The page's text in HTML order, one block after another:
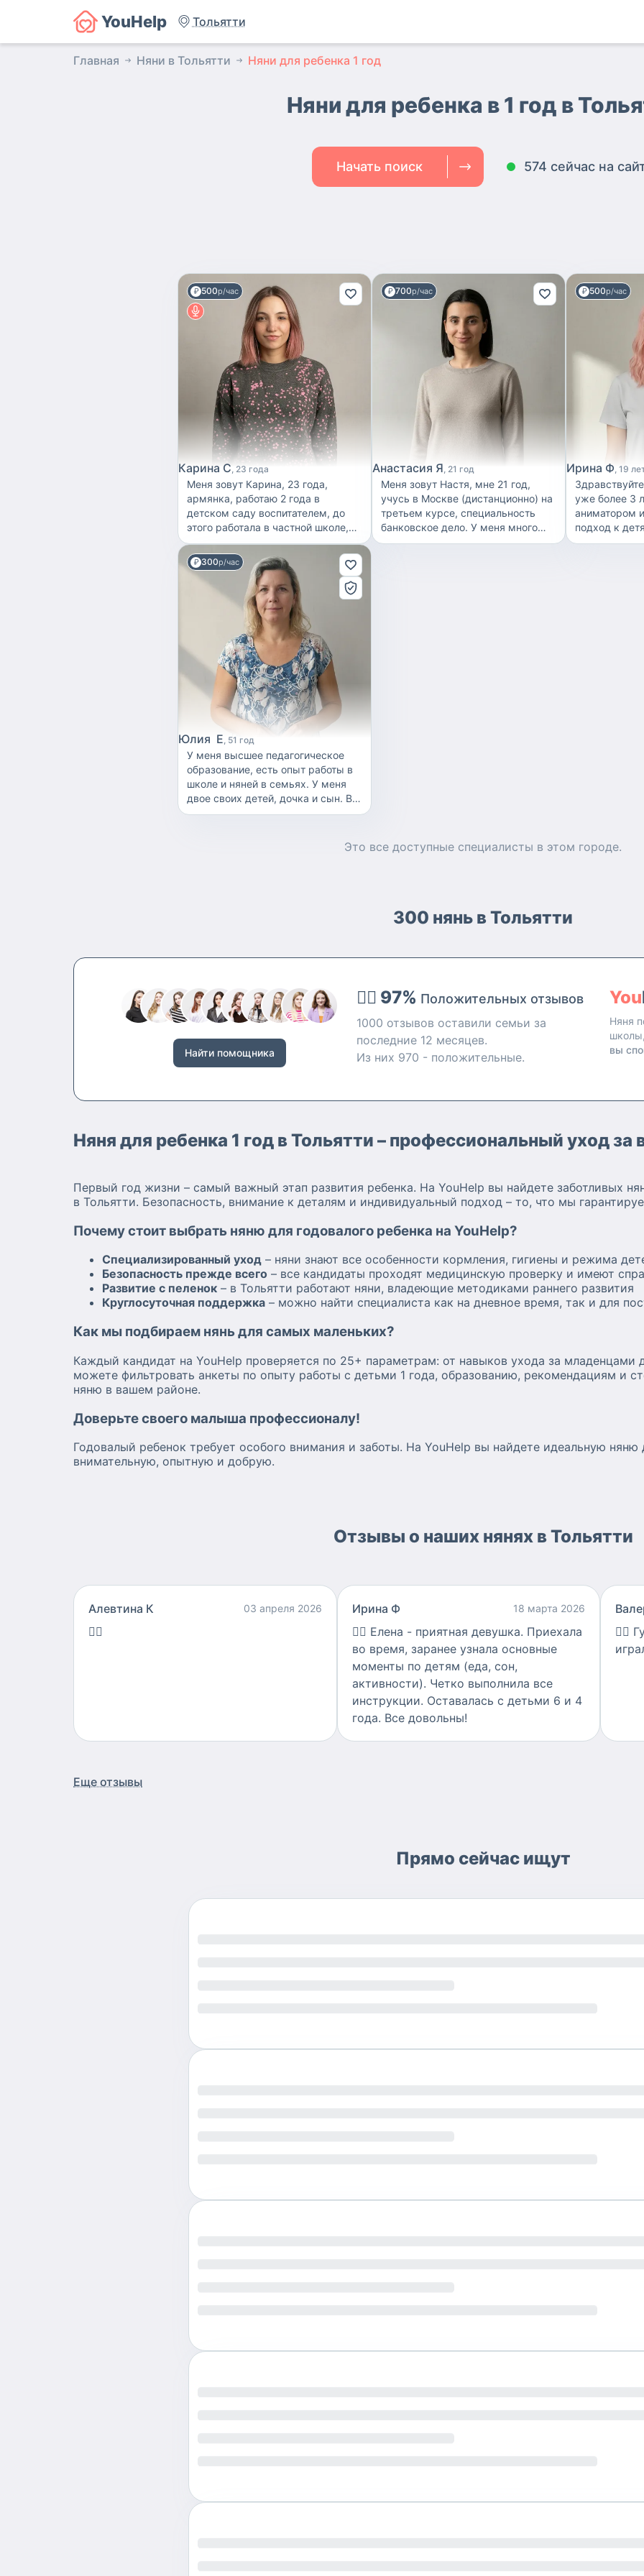
YouHelp Тольятти
Главная Няни в Тольятти Няни для ребенка 1 год
Няни для ребенка в 1 год в
Начать поиск 574 сейчас на
500р/час
Карина С 23 года
Меня зовут Карина, 23 года,
армянка, работаю 2 года в
детском саду воспитателем, до
этого работала в частной школе,
закончила педагогический
колледж по специальности
дошкольное образование, сейчас
учусь в университете на педагога-
психолога. Опыт с детками
разных возрастов и достаточно
много лет опыта взаимодействия с
детками, так как в семье много
их. Начиная от новорожденных,
заканчивая школьниками. Очень
люблю детей, всегда любила,
легко нахожу общий язык, знаю
как договориться с ребенком.
Знаю иностранные языки
(Английский на среднем уровне,
начальный уровень армянского)
700р/час
Анастасия Я 21 год
Меня зовут Настя, мне 21 год,
учусь в Москве (дистанционно) на
третьем курсе, специальность
банковское дело. У меня много
разных увлечений- я занимаюсь
500р/час
Ирина Ф 19
уже более 3
аниматором
подход к
возраста и
300р/час
Юлия Е 51 год
У меня высшее педагогическое
образование, есть опыт работы в
школе и няней в семьях. У меня
двое своих детей, дочка и сын. В
общении с детьми приветствую
Это все доступные специалисты в этом городе.
300 нянь в Тольятти
Найти помощника
👍🏻 97% Положительных отзывов
1000 отзывов оставили семьи за
последние 12 месяцев.
Из них 970 - положительные.
You
Няня
вы
Няня для ребенка 1 год в Тольятти – профессиональный уход
Первый год жизни – самый важный этап развития ребенка. На YouHelp вы найдете заботливых
в Тольятти. Безопасность, внимание к деталям и индивидуальный подход – то, что мы
Почему стоит выбрать няню для годовалого ребенка на YouHelp?
Специализированный уход – няни знают все особенности кормления, гигиены и режима
Безопасность прежде всего – все кандидаты проходят медицинскую проверку и имеют
Развитие с пеленок – в Тольятти работают няни, владеющие методиками раннего развития
Круглосуточная поддержка – можно найти специалиста как на дневное время, так и для
Как мы подбираем нянь для самых маленьких?
Каждый кандидат на YouHelp проверяется по 25+ параметрам: от навыков ухода за младенцами
можете фильтровать анкеты по опыту работы с детьми 1 года, образованию, рекомендациям и
няню в вашем районе.
Доверьте своего малыша профессионалу!
Годовалый ребенок требует особого внимания и заботы. На YouHelp вы найдете идеальную няню
внимательную, опытную и добрую.
Отзывы о наших нянях в Тольятти
Алевтина К 03 апреля 2026
👍🏻
Ирина Ф 18 марта 2026
👍🏻 Елена - приятная девушка. Приехала
во время, заранее узнала основные
моменты по детям (еда, сон,
активности). Четко выполнила все
инструкции. Оставалась с детьми 6 и 4
года. Все довольны!
👍🏻
Еще отзывы
Прямо сейчас ищут